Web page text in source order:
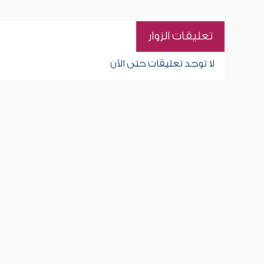
تعليقات الزوار
لا توجد تعليقات حتى الآن